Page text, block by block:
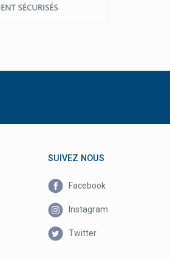
SUIVEZ NOUS
Facebook
Instagram
Twitter